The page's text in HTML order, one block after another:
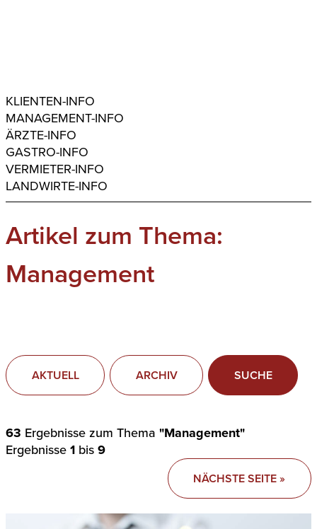
KLIENTEN-INFO
MANAGEMENT-INFO
ÄRZTE-INFO
GASTRO-INFO
VERMIETER-INFO
LANDWIRTE-INFO
Artikel zum Thema:
Management
AKTUELL ARCHIV SUCHE
63 Ergebnisse zum Thema "Management"
Ergebnisse1 bis9
NÄCHSTE SEITE »